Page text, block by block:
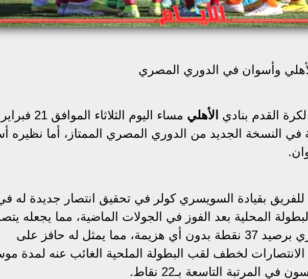
وأسوان في الدوري المصري
القدم بنادي لأهلي
مساء اليوم الثلاثاء
في النسخة الجديد من الدوري المصري الممتاز، أما نظيره
للفريق بقيادة السويسري كولر في تحقيق انتصار جديدة له
المحلية بعد الفوز في الجولات الماضية، مما يجعله
ترتيب الدوري المصري برصيد 37 نقطة بدون أي هزيمة، مما يمثل له حافز على
لخطف لقب البطولة الملحية الغائب عنه لمدة
في المرتبة التاسعة بـ22 نقاط.